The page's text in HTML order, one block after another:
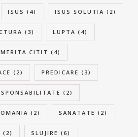
ISUS (4) ISUS SOLUTIA (2)
(3) LUPTA (4)
MERITA CITIT (4)
(2) PREDICARE (3)
(2)
(2) SANATATE (2)
(2) SLUJIRE (6)